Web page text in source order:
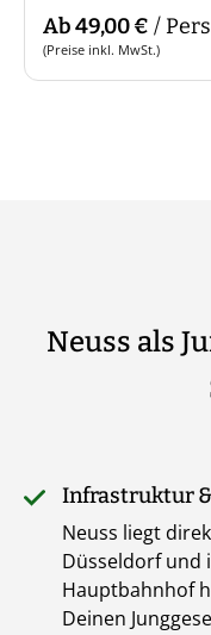
Ab 49,00 € /
(Preise inkl. MwSt.)
Neuss als
Infrastruktur
Neuss liegt
Düsseldorf und
Hauptbahnhof
Deinen